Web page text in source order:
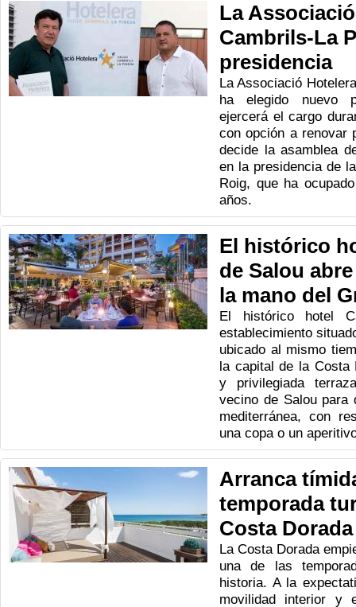
La
Cambrils-La
presidencia
La Associació
ha elegido nuevo
ejercerá el cargo
con opción a renovar
decide la asamblea
en la presidencia de
Roig, que ha
años.
El histórico
de Salou
la mano del
El histórico hotel
establecimiento
ubicado al mismo
la capital de la Costa
y privilegiada
vecino de Salou
mediterránea, con
una copa o un
Arranca
temporada
Costa Dorada
La Costa Dorada
una de las
historia. A la
movilidad interior y